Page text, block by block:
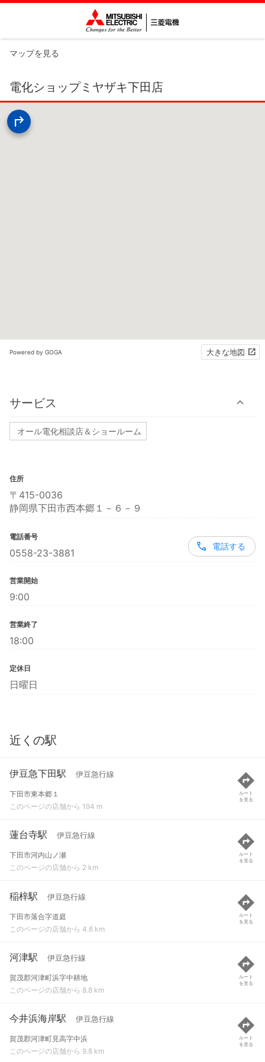
マップを見る
電化ショップミヤザキ下田店
Powered by GOGA 大きな地図
サービス
オール電化相談店＆ショールーム
住所
〒415-0036
静岡県下田市西本郷１－６－９
電話番号
0558-23-3881
電話する
営業開始
9:00
営業終了
18:00
定休日
日曜日
近くの駅
伊豆急下田駅 伊豆急行線
下田市東本郷１
このページの店舗から 194 m
ルート
を見る
蓮台寺駅 伊豆急行線
下田市河内山ノ瀬
このページの店舗から 2 km
ルート
を見る
稲梓駅 伊豆急行線
下田市落合字道庭
このページの店舗から 4.6 km
ルート
を見る
河津駅 伊豆急行線
賀茂郡河津町浜字中耕地
このページの店舗から 8.8 km
ルート
を見る
今井浜海岸駅 伊豆急行線
賀茂郡河津町見高字中浜
このページの店舗から 9.8 km
ルート
を見る